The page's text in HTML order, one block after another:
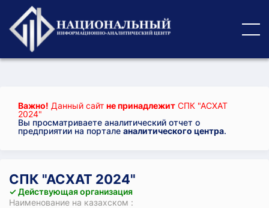
Важно! Данный сайт не принадлежит СПК "АСХАТ
2024"
Вы просматриваете аналитический отчет о
предприятии на портале аналитического центра.
СПК "АСХАТ 2024"
✓ Действующая организация
Наименование на казахском :